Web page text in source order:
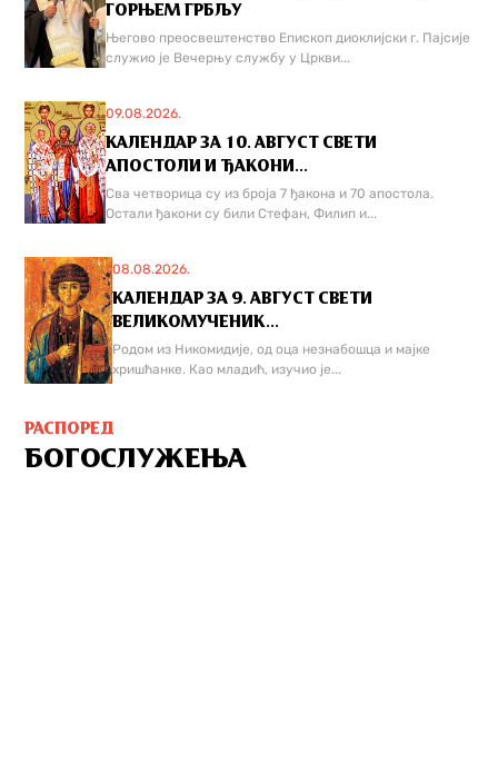
ГОРЊЕМ ГРБЉУ
Његово преосвештенство Епископ диоклијски г. Пајсије
служио је Вечерњу службу у Цркви...
09.08.2026.
КАЛЕНДАР ЗА 10. АВГУСТ СВЕТИ
АПОСТОЛИ И ЂАКОНИ...
Сва четворица су из броја 7 ђакона и 70 апостола.
Остали ђакони су били Стефан, Филип и...
08.08.2026.
КАЛЕНДАР ЗА 9. АВГУСТ СВЕТИ
ВЕЛИКОМУЧЕНИК...
Родом из Никомидије, од оца незнабошца и мајке
хришћанке. Као младић, изучио је...
РАСПОРЕД
БОГОСЛУЖЕЊА